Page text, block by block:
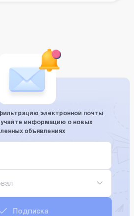
электронной почты
информацию о новых
объявлениях
Подписка